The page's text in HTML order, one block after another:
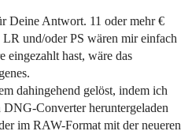
Deine Antwort. 11 oder mehr €
und/oder PS wären mir einfach
eingezahlt hast, wäre das
dahingehend gelöst, indem ich
Converter heruntergeladen
im RAW-Format mit der neueren